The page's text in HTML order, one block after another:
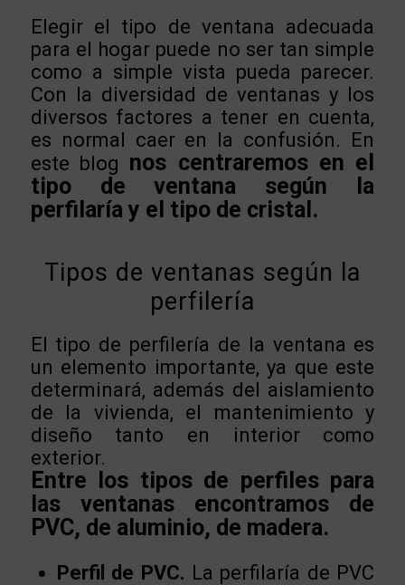
Elegir el tipo de ventana adecuada
para el hogar puede no ser tan simple
como a simple vista pueda parecer.
Con la diversidad de ventanas y los
diversos factores a tener en cuenta,
es normal caer en la confusión. En
este blog nos centraremos en el
tipo de ventana según la
perfilaría y el tipo de cristal.
Tipos de ventanas según la
perfilería
El tipo de perfilería de la ventana es
un elemento importante, ya que este
determinará, además del aislamiento
de la vivienda, el mantenimiento y
diseño tanto en interior como
exterior.
Entre los tipos de perfiles para
las ventanas encontramos de
PVC, de aluminio, de madera.
Perfil de PVC. La perfilaría de PVC